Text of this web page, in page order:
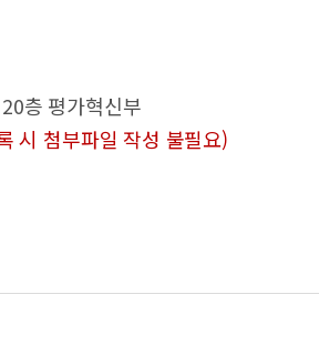
층 평가혁신부
시 첨부파일 작성 불필요)